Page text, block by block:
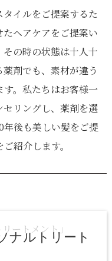
イルをご提案するた
ヘアケアをご提案い
の時の状態は十人十
剤でも、素材が違う
。 私たちはお客様一
リングし、薬剤を選
年後も美しい髪をご提
紹介します。
ナルトリート